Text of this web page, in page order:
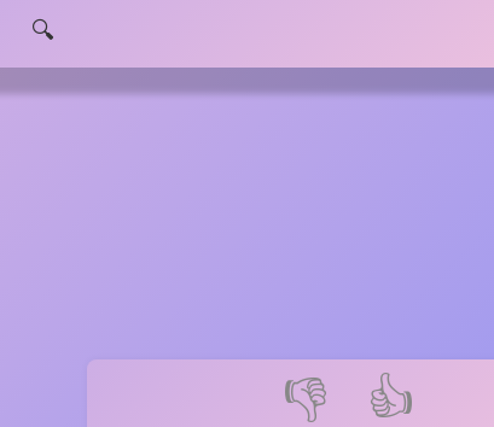
🔍
👍
👎